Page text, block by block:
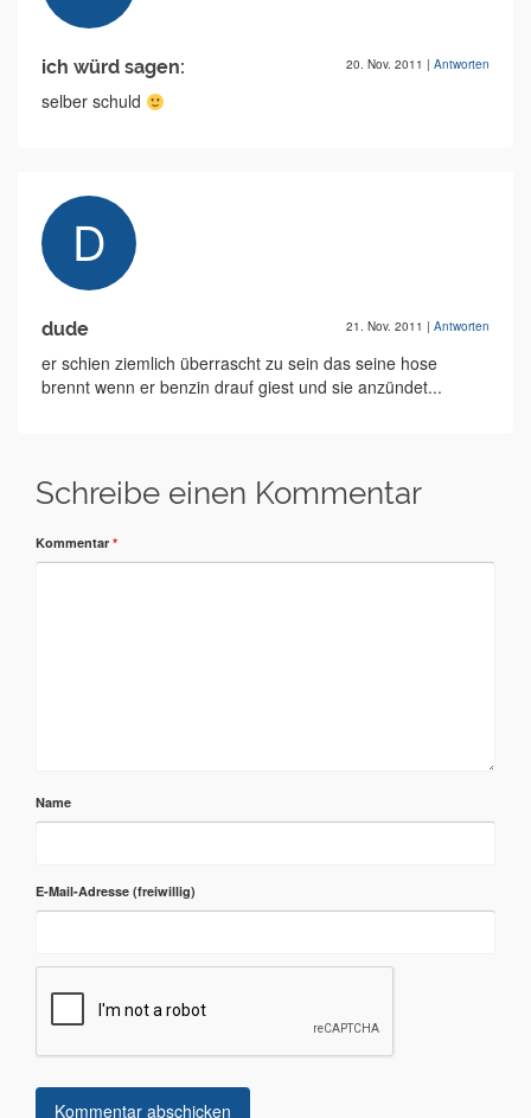
ich würd sagen: 20. Nov. 2011 | Antworten
selber schuld
dude 21. Nov. 2011 | Antworten
er schien ziemlich überrascht zu sein das seine hose
brennt wenn er benzin drauf giest und sie anzündet...
Schreibe einen Kommentar
Kommentar *
Name
E-Mail-Adresse